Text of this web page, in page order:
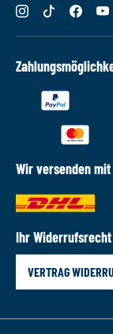
Wir versenden mit
Ihr Widerrufsrecht
VERTRAG